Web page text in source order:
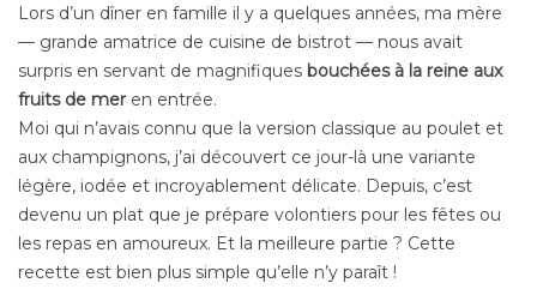
Lors d’un dîner en famille il y a quelques années, ma mère
— grande amatrice de cuisine de bistrot — nous avait
surpris en servant de magnifiques bouchées à la reine aux
fruits de meren entrée.
Moi qui n’avais connu que la version classique au poulet et
aux champignons, j’ai découvert ce jour-là une variante
légère, iodée et incroyablement délicate. Depuis, c’est
devenu un plat que je prépare volontiers pour les fêtes ou
les repas en amoureux. Et la meilleure partie ? Cette
recette est bien plus simple qu’elle n’y paraît !